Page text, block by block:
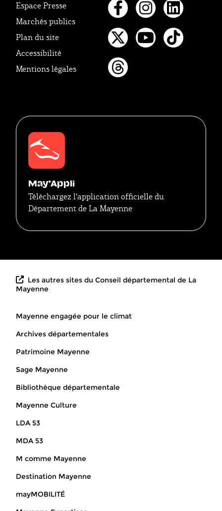
Espace Presse
Marchés publics
Plan du site
Accessibilité
Mentions légales
Facebook
Twitter
May'Appli
Téléchargez l'application officielle du
Département de La Mayenne
Les autres sites du Conseil départemental de La
Mayenne
Mayenne engagée pour le climat
Archives départementales
Patrimoine Mayenne
Sage Mayenne
Bibliothèque départementale
Mayenne Culture
LDA 53
MDA 53
M comme Mayenne
Destination Mayenne
mayMOBILITÉ